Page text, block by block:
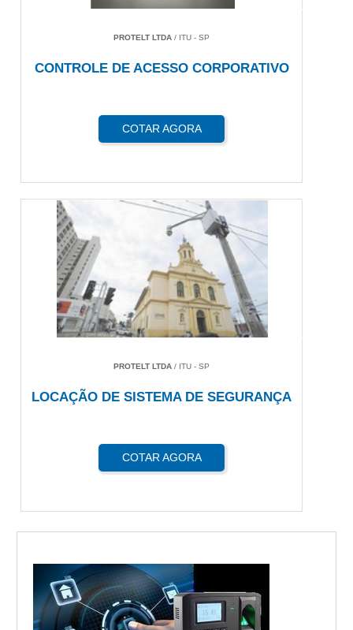
PROTELT LTDA / ITU - SP
CONTROLE DE ACESSO CORPORATIVO
COTAR AGORA
PROTELT LTDA / ITU - SP
LOCAÇÃO DE SISTEMA DE SEGURANÇA
COTAR AGORA